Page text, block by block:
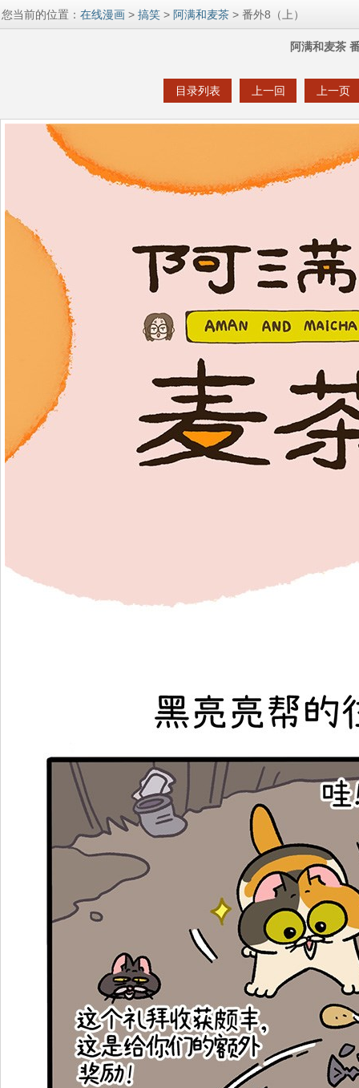
您当前的位置： 在线漫画 > 搞笑 > 阿满和麦茶 > 番外8（上）
阿满和麦茶
目录列表 上一回 上一页